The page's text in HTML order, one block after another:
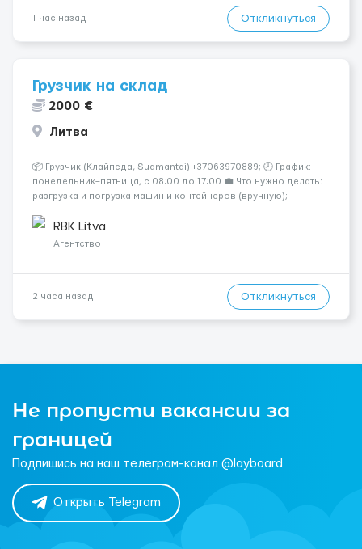
1 час назад Откликнуться
Грузчик на склад
2000 €
Литва
📦 Грузчик (Клайпеда, Sudmantai) +37063970889; 🕗 График:
понедельник–пятница, с 08:00 до 17:00 💼 Что нужно делать:
разгрузка и погрузка машин и контейнеров (вручную);
выполнение других поручений заведующего складом. ✅
Требования: ...
RBK Litva
Агентство
2 часа назад Откликнуться
Не пропусти вакансии за
границей
Подпишись на наш телеграм-канал @layboard
Открыть Telegram